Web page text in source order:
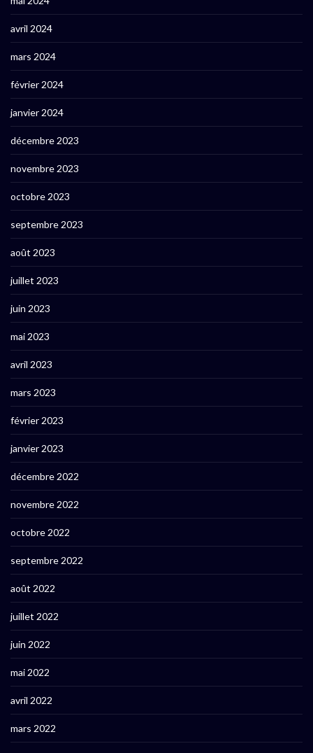
avril 2024
mars 2024
février 2024
janvier 2024
décembre 2023
novembre 2023
octobre 2023
septembre 2023
août 2023
juillet 2023
juin 2023
mai 2023
avril 2023
mars 2023
février 2023
janvier 2023
décembre 2022
novembre 2022
octobre 2022
septembre 2022
août 2022
juillet 2022
juin 2022
mai 2022
avril 2022
mars 2022